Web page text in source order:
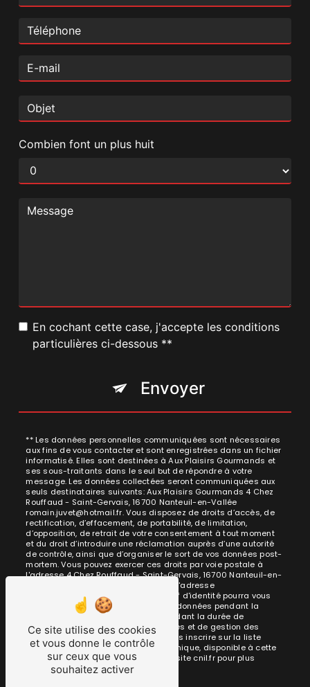
Combien font un plus huit
En cochant cette case, j'accepte les conditions
particulières ci-dessous **
Envoyer
** Les données personnelles communiquées sont nécessaires
aux fins de vous contacter et sont enregistrées dans un fichier
informatisé. Elles sont destinées à Aux Plaisirs Gourmands et
ses sous-traitants dans le seul but de répondre à votre
message. Les données collectées seront communiquées aux
seuls destinataires suivants: Aux Plaisirs Gourmands 4 Chez
Rouffaud - Saint-Gervais, 16700 Nanteuil-en-Vallée
romain.juvet@hotmail.fr. Vous disposez de droits d’accès, de
rectification, d’effacement, de portabilité, de limitation,
d’opposition, de retrait de votre consentement à tout moment
et du droit d’introduire une réclamation auprès d’une autorité
de contrôle, ainsi que d’organiser le sort de vos données post-
mortem. Vous pouvez exercer ces droits par voie postale à
l'adresse 4 Chez Rouffaud - Saint-Gervais, 16700 Nanteuil-en-
Vallée ou par courrier électronique à l'adresse
romain.juvet@hotmail.fr. Un justificatif d'identité pourra vous
être demandé. Nous conservons vos données pendant la
période de prise de contact puis pendant la durée de
prescription légale aux fins probatoires et de gestion des
contentieux. Vous avez le droit de vous inscrire sur la liste
d'opposition au démarchage téléphonique, disponible à cette
adresse: Bloctel.gouv.fr. Consultez le site cnil.fr pour plus
d’informations sur vos droits.
Ce site utilise des cookies
et vous donne le contrôle
sur ceux que vous
souhaitez activer